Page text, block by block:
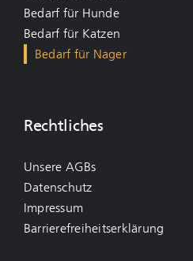
Bedarf für Hunde
Bedarf für Katzen
Bedarf für Nager
Rechtliches
Unsere AGBs
Datenschutz
Impressum
Barrierefreiheitserklärung